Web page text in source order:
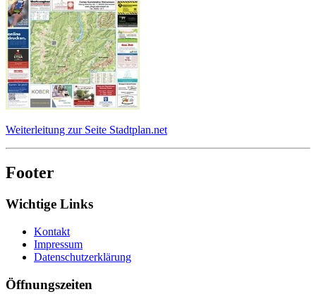
Weiterleitung zur Seite Stadtplan.net
Footer
Wichtige Links
Kontakt
Impressum
Datenschutzerklärung
Öffnungszeiten